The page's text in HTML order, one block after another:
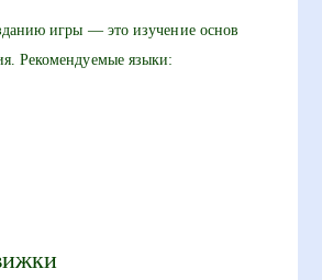
игры — это изучение основ
Рекомендуемые языки: